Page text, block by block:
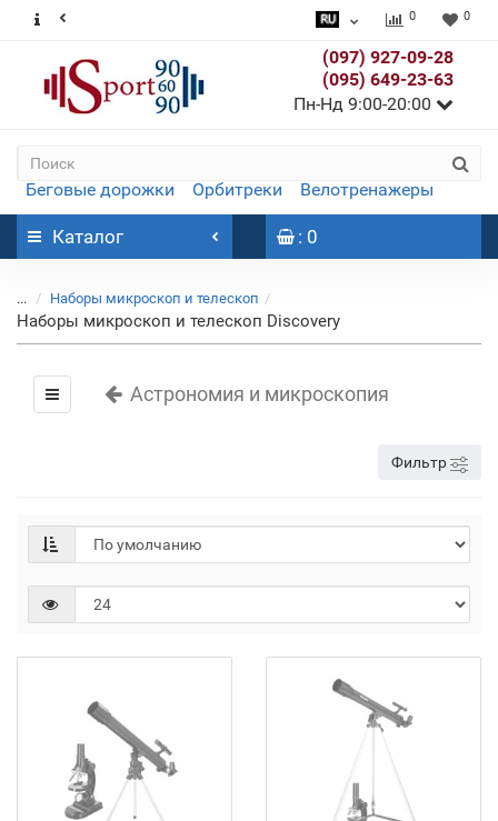
0 0
(097) 927-09-28
(095) 649-23-63
Пн-Нд 9:00-20:00
Беговые дорожки Орбитреки Велотренажеры
Каталог : 0
... Наборы микроскоп и телескоп
Наборы микроскоп и телескоп Discovery
Астрономия и микроскопия
Фильтр